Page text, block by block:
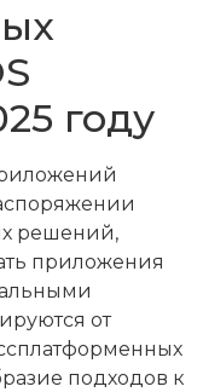
году
решений,
приложения
от
подходов к